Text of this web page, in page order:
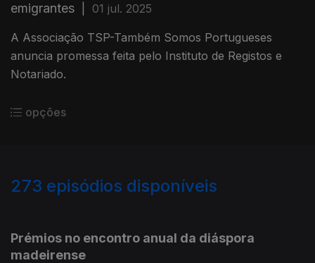
emigrantes
01 jul. 2025
A Associação TSP-Também Somos Portugueses
anuncia promessa feita pelo Instituto de Registos e
Notariado.
opções
273 episódios disponíveis
Prémios no encontro anual da diáspora
madeirense